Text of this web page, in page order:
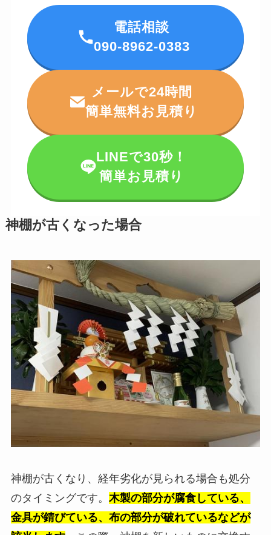
電話相談
090-8962-0383
メールで24時間
簡単無料お見積り
LINEで30秒！
簡単お見積り
神棚が古くなった場合
神棚が古くなり、経年劣化が見られる場合も処分
のタイミングです。 木製の部分が腐食している、
金具が錆びている、布の部分が破れているなどが